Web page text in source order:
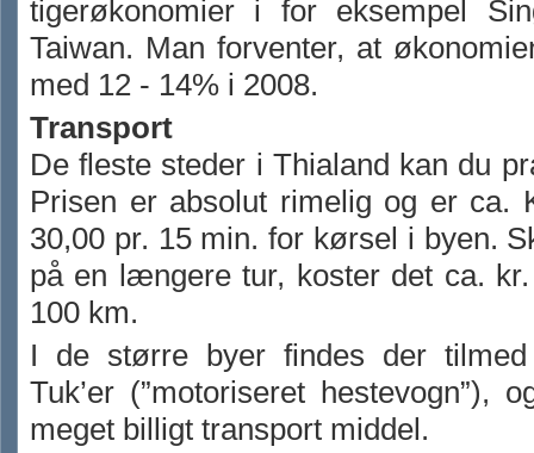
tigerøkonomier i for eksempel
Taiwan. Man forventer, at
med 12 - 14% i 2008.
Transport
De fleste steder i Thialand kan du
Prisen er absolut rimelig og er ca.
30,00 pr. 15 min. for kørsel i byen.
på en længere tur, koster det ca.
100 km.
I de større byer findes der
Tuk’er (”motoriseret hestevogn”),
meget billigt transport middel.